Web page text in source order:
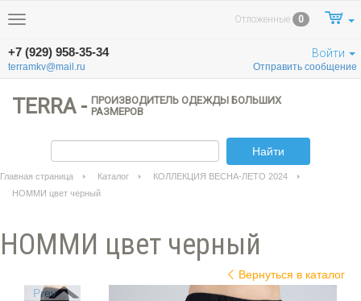
Меню Отложенные 0
Войти
+7 (929) 958-35-34
terramkv@mail.ru Отправить сообщение
TERRA - ПРОИЗВОДИТЕЛЬ ОДЕЖДЫ БОЛЬШИХ
РАЗМЕРОВ
Найти
Главная страница Каталог
КОЛЛЕКЦИЯ ВЕСНА-ЛЕТО 2024
НОММИ цвет черный
НОММИ цвет черный
Вернуться в каталог
Prev